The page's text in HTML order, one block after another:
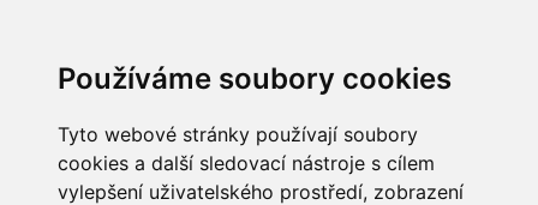
Používáme soubory cookies
Tyto webové stránky používají soubory
cookies a další sledovací nástroje s cílem
vylepšení uživatelského prostředí, zobrazení